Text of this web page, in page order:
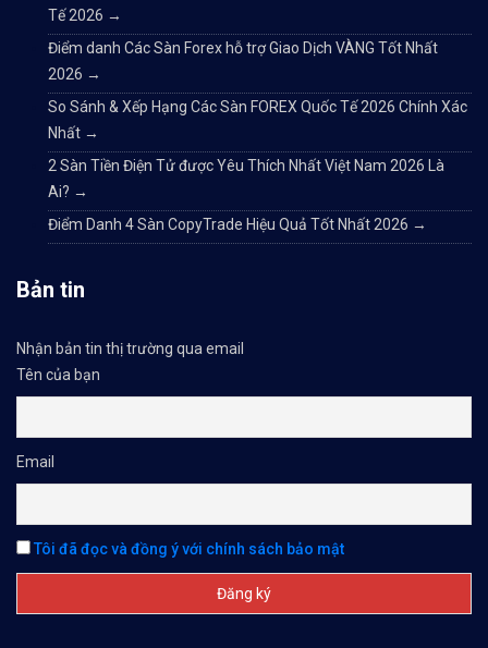
Tế 2026 →
Điểm danh Các Sàn Forex hỗ trợ Giao Dịch VÀNG Tốt Nhất
2026 →
So Sánh & Xếp Hạng Các Sàn FOREX Quốc Tế 2026 Chính Xác
Nhất →
2 Sàn Tiền Điện Tử được Yêu Thích Nhất Việt Nam 2026 Là
Ai? →
Điểm Danh 4 Sàn CopyTrade Hiệu Quả Tốt Nhất 2026 →
Bản tin
Nhận bản tin thị trường qua email
Tên của bạn
Email
Tôi đã đọc và đồng ý với chính sách bảo mật